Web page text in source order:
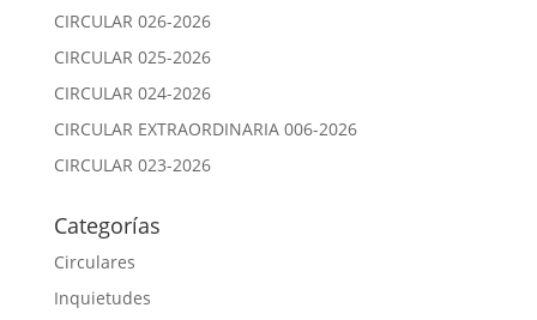
CIRCULAR 026-2026
CIRCULAR 025-2026
CIRCULAR 024-2026
CIRCULAR EXTRAORDINARIA 006-2026
CIRCULAR 023-2026
Categorías
Circulares
Inquietudes